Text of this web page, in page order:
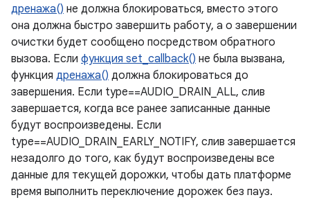
дренажа() не должна блокироваться, вместо этого
она должна быстро завершить работу, а о завершении
очистки будет сообщено посредством обратного
вызова. Если функция set_callback() не была вызвана,
функция дренажа() должна блокироваться до
завершения. Если type==AUDIO_DRAIN_ALL, слив
завершается, когда все ранее записанные данные
будут воспроизведены. Если
type==AUDIO_DRAIN_EARLY_NOTIFY, слив завершается
незадолго до того, как будут воспроизведены все
данные для текущей дорожки, чтобы дать платформе
время выполнить переключение дорожек без пауз.